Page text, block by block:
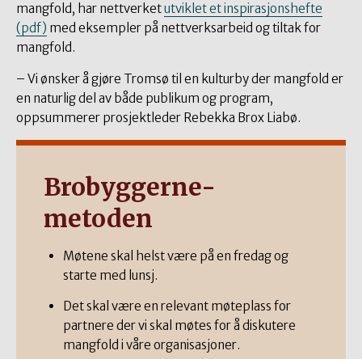
mangfold, har nettverketutviklet et inspirasjonshefte
(pdf) med eksempler på nettverksarbeid og tiltak for
mangfold.
– Vi ønsker å gjøre Tromsø til en kulturby der mangfold er
en naturlig del av både publikum og program,
oppsummerer prosjektleder Rebekka Brox Liabø.
Brobyggerne-
metoden
Møtene skal helst være på en fredag og
starte med lunsj.
Det skal være en relevant møteplass for
partnere der vi skal møtes for å diskutere
mangfold i våre organisasjoner.